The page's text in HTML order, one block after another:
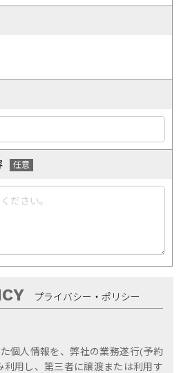
プライバシー・ポリシー
個人情報を、弊社の業務遂行(予約
利用し、第三者に譲渡または利用す